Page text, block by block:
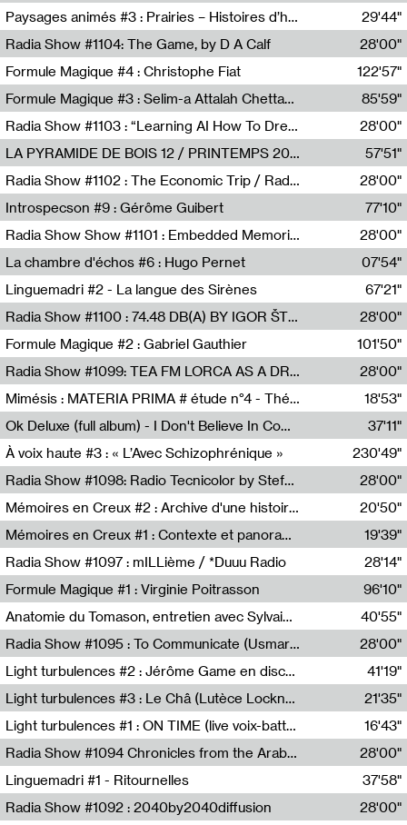
Revue Les Chambres,Marie-Hélène Lafon
Paysages animés #3 : Prairies – Histoires d’herbes et d’humains
Anne Simon
29'44"
Radia Show #1104: The Game, by D A Calf
Radio One NZ
28'00"
Formule Magique #4 : Christophe Fiat
Nathalie Lacroix
122'57"
Formule Magique #3 : Selim-a Attalah Chettaoui
Nathalie Lacroix,Selim-a Attalah Chettaoui
85'59"
Radia Show #1103 : “Learning AI How To Dream” by Sebastian Dingens (Radio Campus Bruxelles)
Radio Campus Bruxelles
28'00"
LA PYRAMIDE DE BOIS 12 / PRINTEMPS 2026
Sammy Stein
57'51"
Radia Show #1102 : The Economic Trip / Radio Grenouille
Radio Grenouille
28'00"
Introspecson #9 : Gérôme Guibert
Pierre Henry,Gérôme Guibert
77'10"
Radia Show Show #1101 : Embedded Memories by Jimmy Peggie / radioart106
Jimmy Peggie,radioart106
28'00"
La chambre d'échos #6 : Hugo Pernet
Revue Les Chambres,Hugo Pernet
07'54"
Linguemadri #2 - La langue des Sirènes
Meris Angioletti
67'21"
Radia Show #1100 : 74.48 DB(A) BY IGOR ŠTROMAJER FOR RADIO X
radio x
28'00"
Formule Magique #2 : Gabriel Gauthier
Nathalie Lacroix,Gabriel Gauthier
101'50"
Radia Show #1099: TEA FM LORCA AS A DREAM
TEAFM
28'00"
Mimésis : MATERIA PRIMA # étude n°4 - Théâtre de l’Aquarium
Francesco Russo,Scuola della Crisi
18'53"
Ok Deluxe (full album) - I Don't Believe In Computing
37'11"
À voix haute #3 : « L’Avec Schizophrénique »
230'49"
Radia Show #1098: Radio Tecnicolor by Stefan Nussbaumer & Georg Zichy (Radio Orange 94.0)
Radio Orange 94.0
28'00"
Mémoires en Creux #2 : Archive d'une histoire artistique
Sophie Auger-Grappin
20'50"
Mémoires en Creux #1 : Contexte et panorama
Sophie Auger-Grappin
19'39"
Radia Show #1097 : mILLième / *Duuu Radio
28'14"
Formule Magique #1 : Virginie Poitrasson
Nathalie Lacroix,Virginie Poitrasson
96'10"
Anatomie du Tomason, entretien avec Sylvain Cardonnel
Loraine Baud,Sylvain Cardonnel
40'55"
Radia Show #1095 : To Communicate (Usmaradio)
Usmaradio
28'00"
Light turbulences #2 : Jérôme Game en discussion avec Thomas Corlin
41'19"
Light turbulences #3 : Le Châ (Lutèce Lockness)
Lutèce Lockness
21'35"
Light turbulences #1 : ON TIME (live voix-batterie) avec Jérôme Game & Jean-Michel Espitallier
Jérôme Game,Jean-Michel Espitallier
16'43"
Radia Show #1094 Chronicles from the Arab Cold War by Ghazi Barakat
Reboot.fm
28'00"
Linguemadri #1 - Ritournelles
Meris Angioletti
37'58"
Radia Show #1092 : 2040by2040diffusion
28'00"